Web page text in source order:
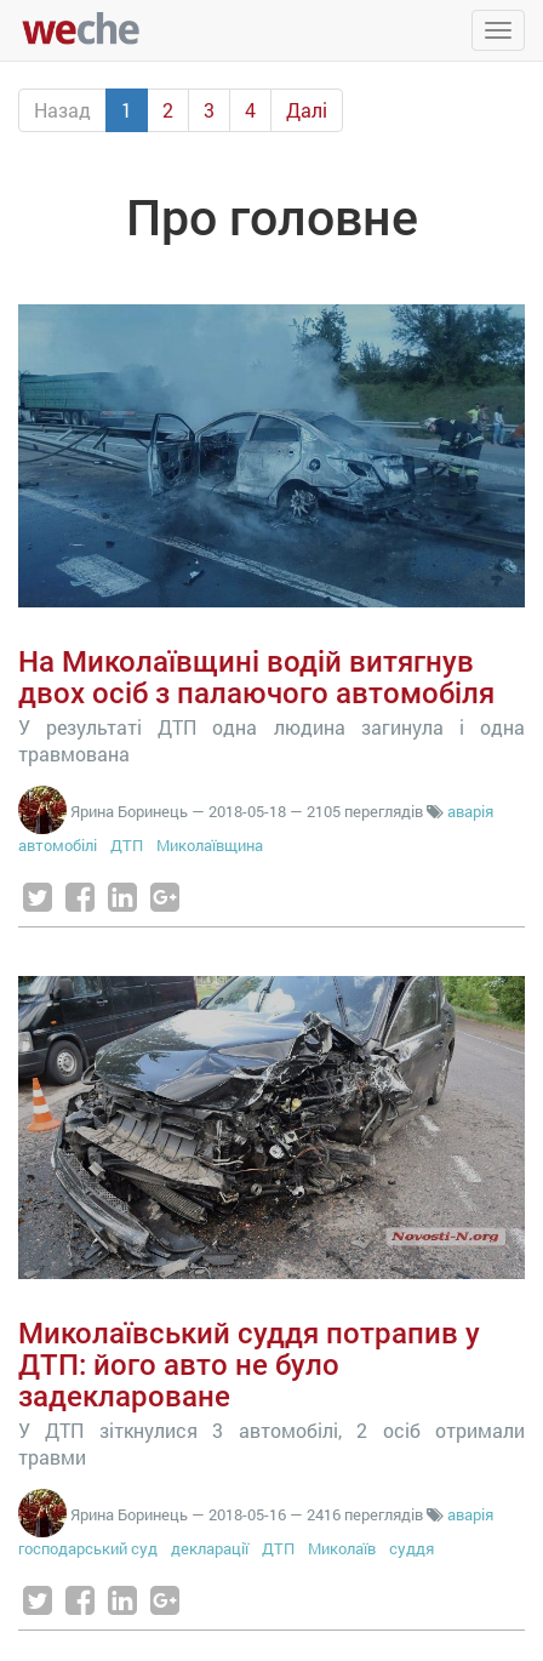
Назад
1 2 3 4 Далі
Про головне
На Миколаївщині водій витягнув
двох осіб з палаючого автомобіля
У результаті ДТП одна людина загинула і одна
травмована
Ярина Боринець — 2018-05-18 — 2105 переглядів
аварія
автомобілі
ДТП Миколаївщина
Миколаївський суддя потрапив у
ДТП: його авто не було
задеклароване
У ДТП зіткнулися 3 автомобілі, 2 осіб отримали
травми
Ярина Боринець — 2018-05-16 — 2416 переглядів
аварія
господарський суд
декларації ДТП Миколаїв суддя